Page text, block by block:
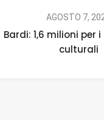
AGOSTO 7,
Bardi: 1,6 milioni per
culturali